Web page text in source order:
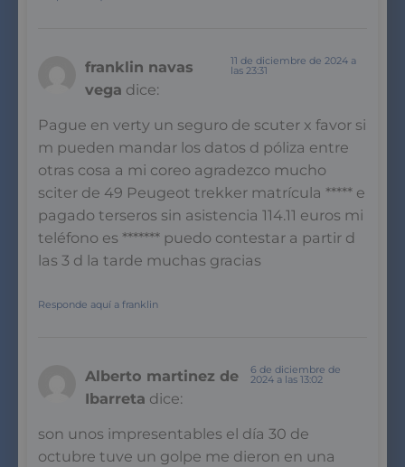
franklin navas
vega dice:
11 de diciembre de 2024 a
las 23:31
Pague en verty un seguro de scuter x favor si
m pueden mandar los datos d póliza entre
otras cosa a mi coreo agradezco mucho
sciter de 49 Peugeot trekker matrícula ***** e
pagado terseros sin asistencia 114.11 euros mi
teléfono es ******* puedo contestar a partir d
las 3 d la tarde muchas gracias
Responde aquí a franklin
Alberto martinez de
Ibarreta dice:
6 de diciembre de
2024 a las 13:02
son unos impresentables el día 30 de
octubre tuve un golpe me dieron en una